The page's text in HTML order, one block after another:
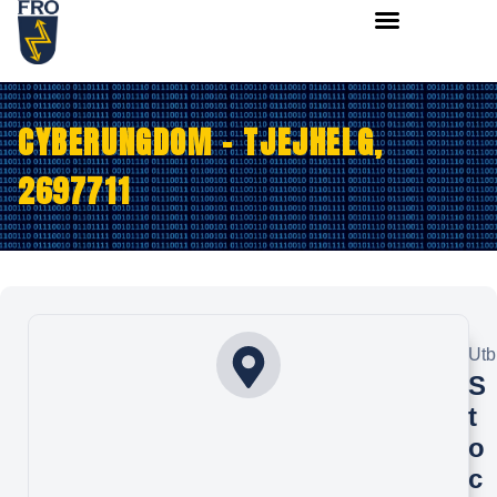
CYBERUNGDOM – TJEJHELG,
2697711
S
t
o
c